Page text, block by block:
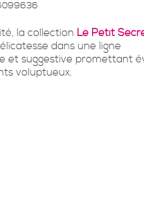
la collection Le Petit
dans une ligne
et suggestive promettant
voluptueux.